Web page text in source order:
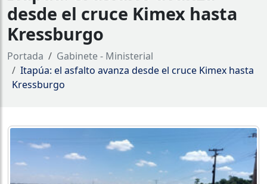
desde el cruce Kimex hasta
Kressburgo
Portada
Gabinete - Ministerial
Itapúa: el asfalto avanza desde el cruce Kimex hasta
Kressburgo